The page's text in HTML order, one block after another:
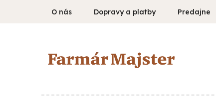
O nás Dopravy a platby Predajne